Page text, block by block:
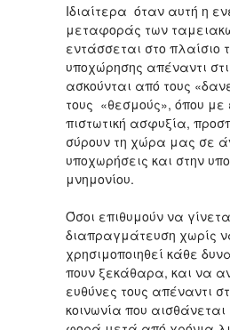
Ιδιαίτερα όταν αυτή η
μεταφοράς των
εντάσσεται στο πλαίσιο
υποχώρησης απέναντι
ασκούνται από τους
τους «θεσμούς», όπου με
πιστωτική ασφυξία,
σύρουν τη χώρα μας σε
υποχωρήσεις και στην
μνημονίου.
Όσοι επιθυμούν να
διαπραγμάτευση χωρίς
χρησιμοποιηθεί κάθε
πουν ξεκάθαρα, και να
ευθύνες τους απέναντι
κοινωνία που